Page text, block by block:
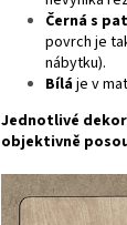
Černá s
povrch je
nábytku).
Bíláje v
Jednotlivé
objektivně